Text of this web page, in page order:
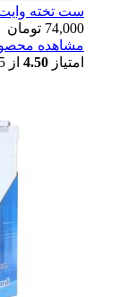
ست تخته وایت
74,000 تومان
مشاهده
امتیاز 4.50 از 5 امتیاز